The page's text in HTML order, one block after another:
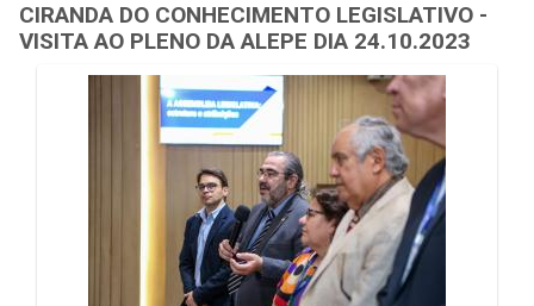
CIRANDA DO CONHECIMENTO LEGISLATIVO -
VISITA AO PLENO DA ALEPE DIA 24.10.2023
Galeria de Mídias